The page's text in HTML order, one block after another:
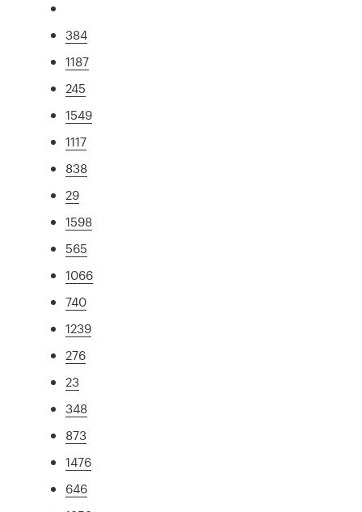
384
1187
245
1549
1117
838
29
1598
565
1066
740
1239
276
23
348
873
1476
646